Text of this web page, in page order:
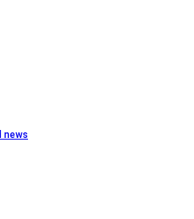
news